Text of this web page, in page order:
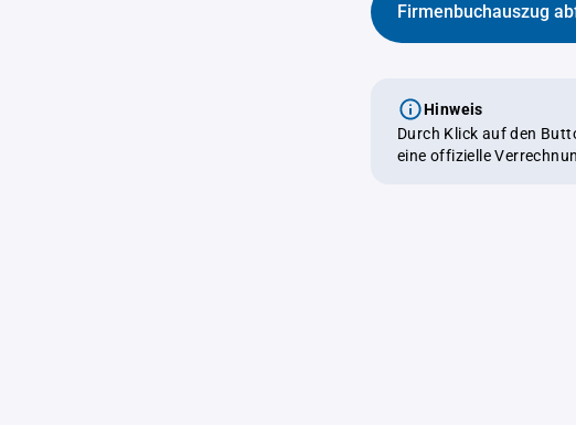
Firmenbuchauszug
Hinweis
Durch Klick auf den
eine offizielle